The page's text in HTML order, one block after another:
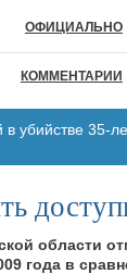
ОФИЦИАЛЬНО
КОММЕНТАРИИ
убийстве 35-
области
года в